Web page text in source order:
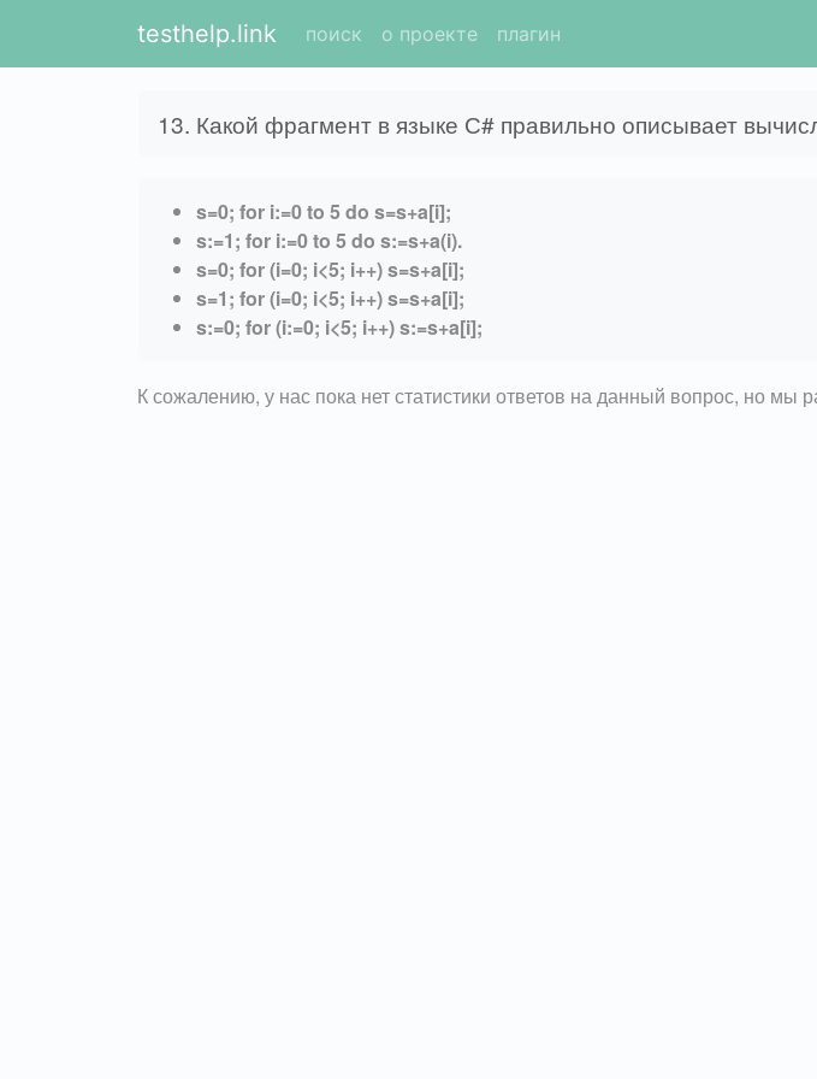
testhelp.link поиск о проекте плагин
13. Какой фрагмент в языке С# правильно описывает
s=0; for i:=0 to 5 do s=s+a[i];
s:=1; for i:=0 to 5 do s:=s+a(i).
s=0; for (i=0; i<5; i++) s=s+a[i];
s=1; for (i=0; i<5; i++) s=s+a[i];
s:=0; for (i:=0; i<5; i++) s:=s+a[i];
К сожалению, у нас пока нет статистики ответов на данный вопрос, но мы